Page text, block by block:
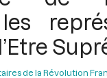
de la Révolution